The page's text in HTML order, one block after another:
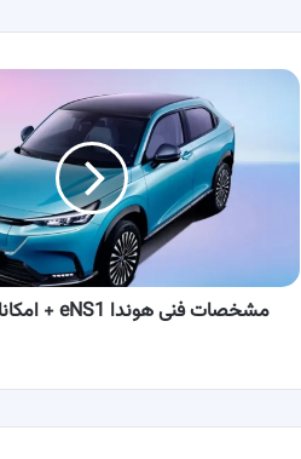
مشخصات
eNS1
مشخصات فنی هوندا eNS1 + امکانات و طراحی